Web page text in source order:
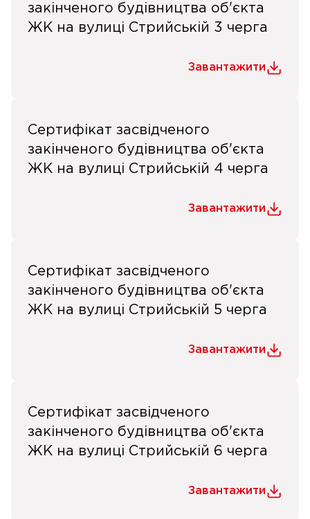
закінченого будівництва об'єкта
ЖК на вулиці Стрийській 3 черга
Завантажити
Сертифікат засвідченого
закінченого будівництва об'єкта
ЖК на вулиці Стрийській 4 черга
Завантажити
Сертифікат засвідченого
закінченого будівництва об'єкта
ЖК на вулиці Стрийській 5 черга
Завантажити
Сертифікат засвідченого
закінченого будівництва об'єкта
ЖК на вулиці Стрийській 6 черга
Завантажити